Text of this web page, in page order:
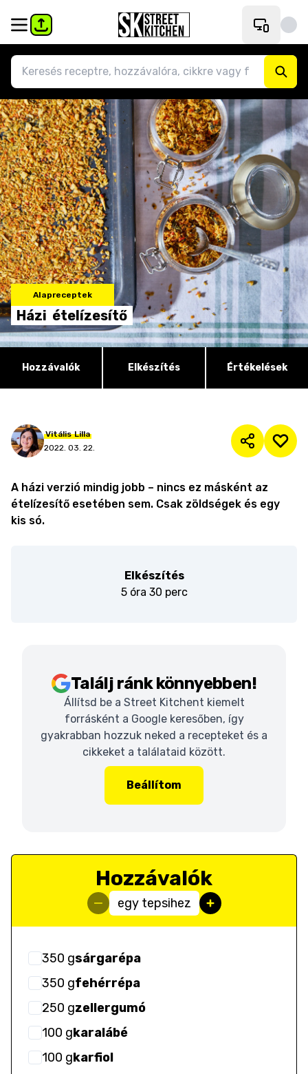
Alapreceptek
Házi ételízesítő
Hozzávalók Elkészítés Értékelések
Vitális Lilla
2022. 03. 22.
A házi verzió mindig jobb – nincs ez másként az
ételízesítő esetében sem. Csak zöldségek és egy
kis só.
Elkészítés
5 óra 30 perc
Találj ránk könnyebben!
Állítsd be a Street Kitchent kiemelt
forrásként a Google keresőben, így
gyakrabban hozzuk neked a recepteket és a
cikkeket a találataid között.
Beállítom
Hozzávalók
egy tepsihez
350 gsárgarépa
350 gfehérrépa
250 gzellergumó
100 gkaralábé
100 gkarfiol